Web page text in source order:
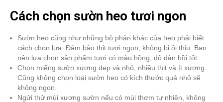
Cách chọn sườn heo tươi ngon
Sườn heo cũng như những bộ phận khác của heo phải biết
cách chọn lựa. Đảm bảo thịt tươi ngon, không bị ôi thiu. Bạn
nên lựa chọn sản phẩm tươi có màu hồng, độ đàn hồi tốt.
Chọn miếng sườn xương dẹp và nhỏ, nhiều thịt và ít xương.
Cũng không chọn loại sườn heo có kích thước quá nhỏ sẽ
không ngon.
Ngửi thử mùi xương sườn nếu có mùi thơm tự nhiên, không